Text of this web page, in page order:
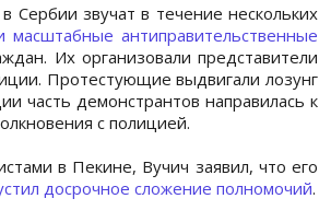
Сербии звучат в течение нескольких
масштабные антиправительственные
Их организовали представители
Протестующие выдвигали лозунг
часть демонстрантов направилась к
с полицией.
в Пекине, Вучич заявил, что его
досрочное сложение полномочий.